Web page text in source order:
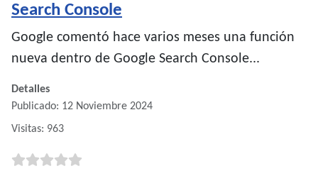
Search Console
Google comentó hace varios meses una función
nueva dentro de Google Search Console...
Detalles
Publicado: 12 Noviembre 2024
Visitas: 963